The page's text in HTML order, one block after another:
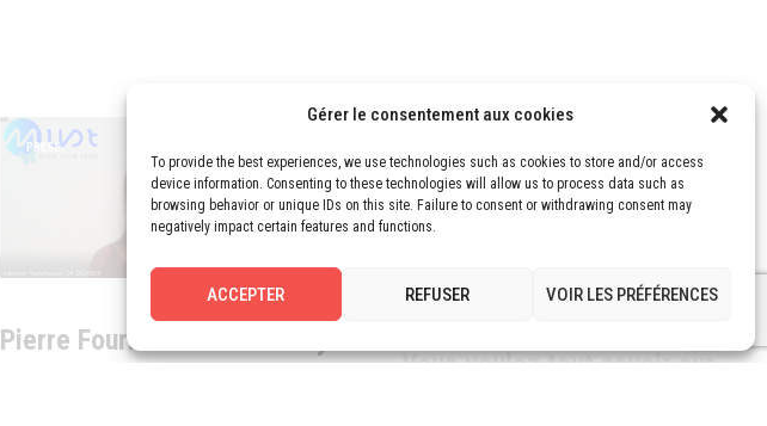
Gérer le consentement aux cookies
To provide the best experiences, we use technologies such as cookies to store and/or access
device information. Consenting to these technologies will allow us to process data such as
browsing behavior or unique IDs on this site. Failure to consent or withdrawing consent may
negatively impact certain features and functions.
ACCEPTER REFUSER VOIR LES PRÉFÉRENCES
PRESS
Pierre Fournet’s interview by
Vous voulez tout savoir sur